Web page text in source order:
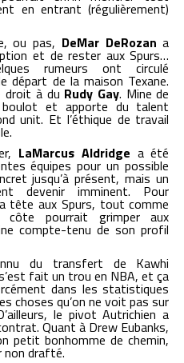
en entrant (régulièrement)
ou pas, DeMar DeRozan a
et de rester aux Spurs…
rumeurs ont circulé
départ de la maison Texane.
droit à du Rudy Gay. Mine de
et apporte du talent
unit. Et l’éthique de travail
LaMarcus Aldridge a été
équipes pour un possible
jusqu’à présent, mais un
devenir imminent. Pour
tête aux Spurs, tout comme
pourrait grimper aux
compte-tenu de son profil
du transfert de Kawhi
fait un trou en NBA, et ça
dans les statistiques
choses qu’on ne voit pas sur
le pivot Autrichien a
Quant à Drew Eubanks,
petit bonhomme de chemin,
non drafté.